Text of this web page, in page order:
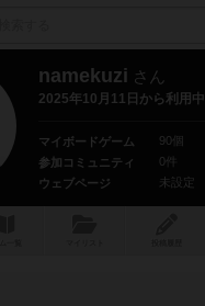
namekuzi さん
2025年10月11日から利用中
マイボードゲーム
90個
参加コミュニティ
0件
ウェブページ
未設定